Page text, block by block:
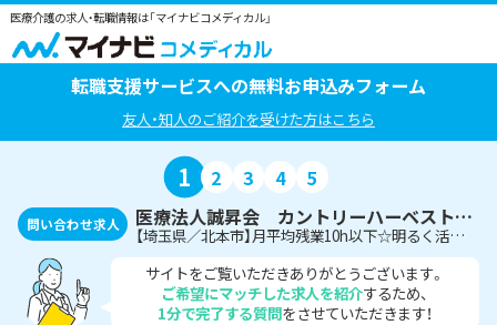
医療介護の求人・転職情報は「マイナビコメディカル」
転職支援サービスへの無料お申込みフォーム
友人・知人のご紹介を受けた方はこちら
1 2 3 4 5
問い合わせ求人 医療法人誠昇会 カントリーハーベスト北本
【埼玉県／北本市】月平均残業10h以下☆明るく活気のある介護老人保健施設で理学療法士募集！＜非常勤＞
サイトをご覧いただきありがとうございます。
ご希望にマッチした求人を紹介するため、
1分で完了する質問をさせていただきます！